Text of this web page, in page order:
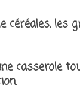
céréales,
casserole